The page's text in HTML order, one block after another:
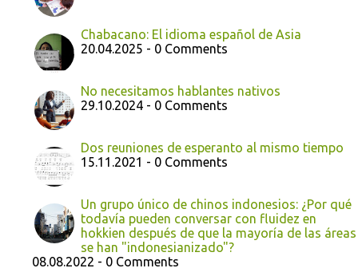
Chabacano: El idioma español de Asia
20.04.2025 - 0 Comments
No necesitamos hablantes nativos
29.10.2024 - 0 Comments
Dos reuniones de esperanto al mismo tiempo
15.11.2021 - 0 Comments
Un grupo único de chinos indonesios: ¿Por qué
todavía pueden conversar con fluidez en
hokkien después de que la mayoría de las áreas
se han "indonesianizado"?
08.08.2022 - 0 Comments